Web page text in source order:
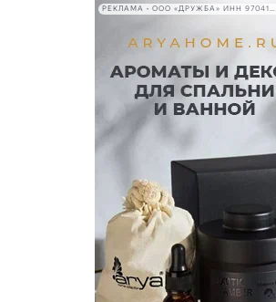
РЕКЛАМА • ООО «ДРУЖБА» ИНН 9704146411